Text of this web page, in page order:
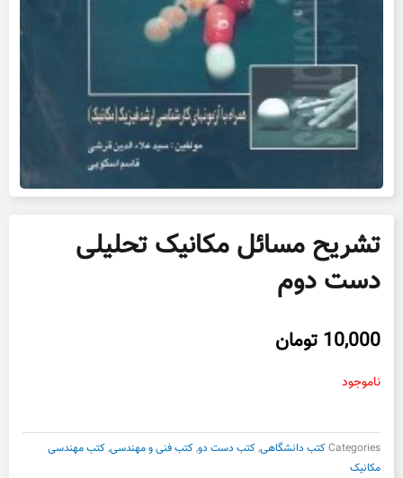
تشریح مسائل مکانیک تحلیلی
دست دوم
10,000 تومان
ناموجود
Categoriesکتب دانشگاهی,کتب دست دو,کتب فنی و مهندسی,کتب مهندسی
مکانیک